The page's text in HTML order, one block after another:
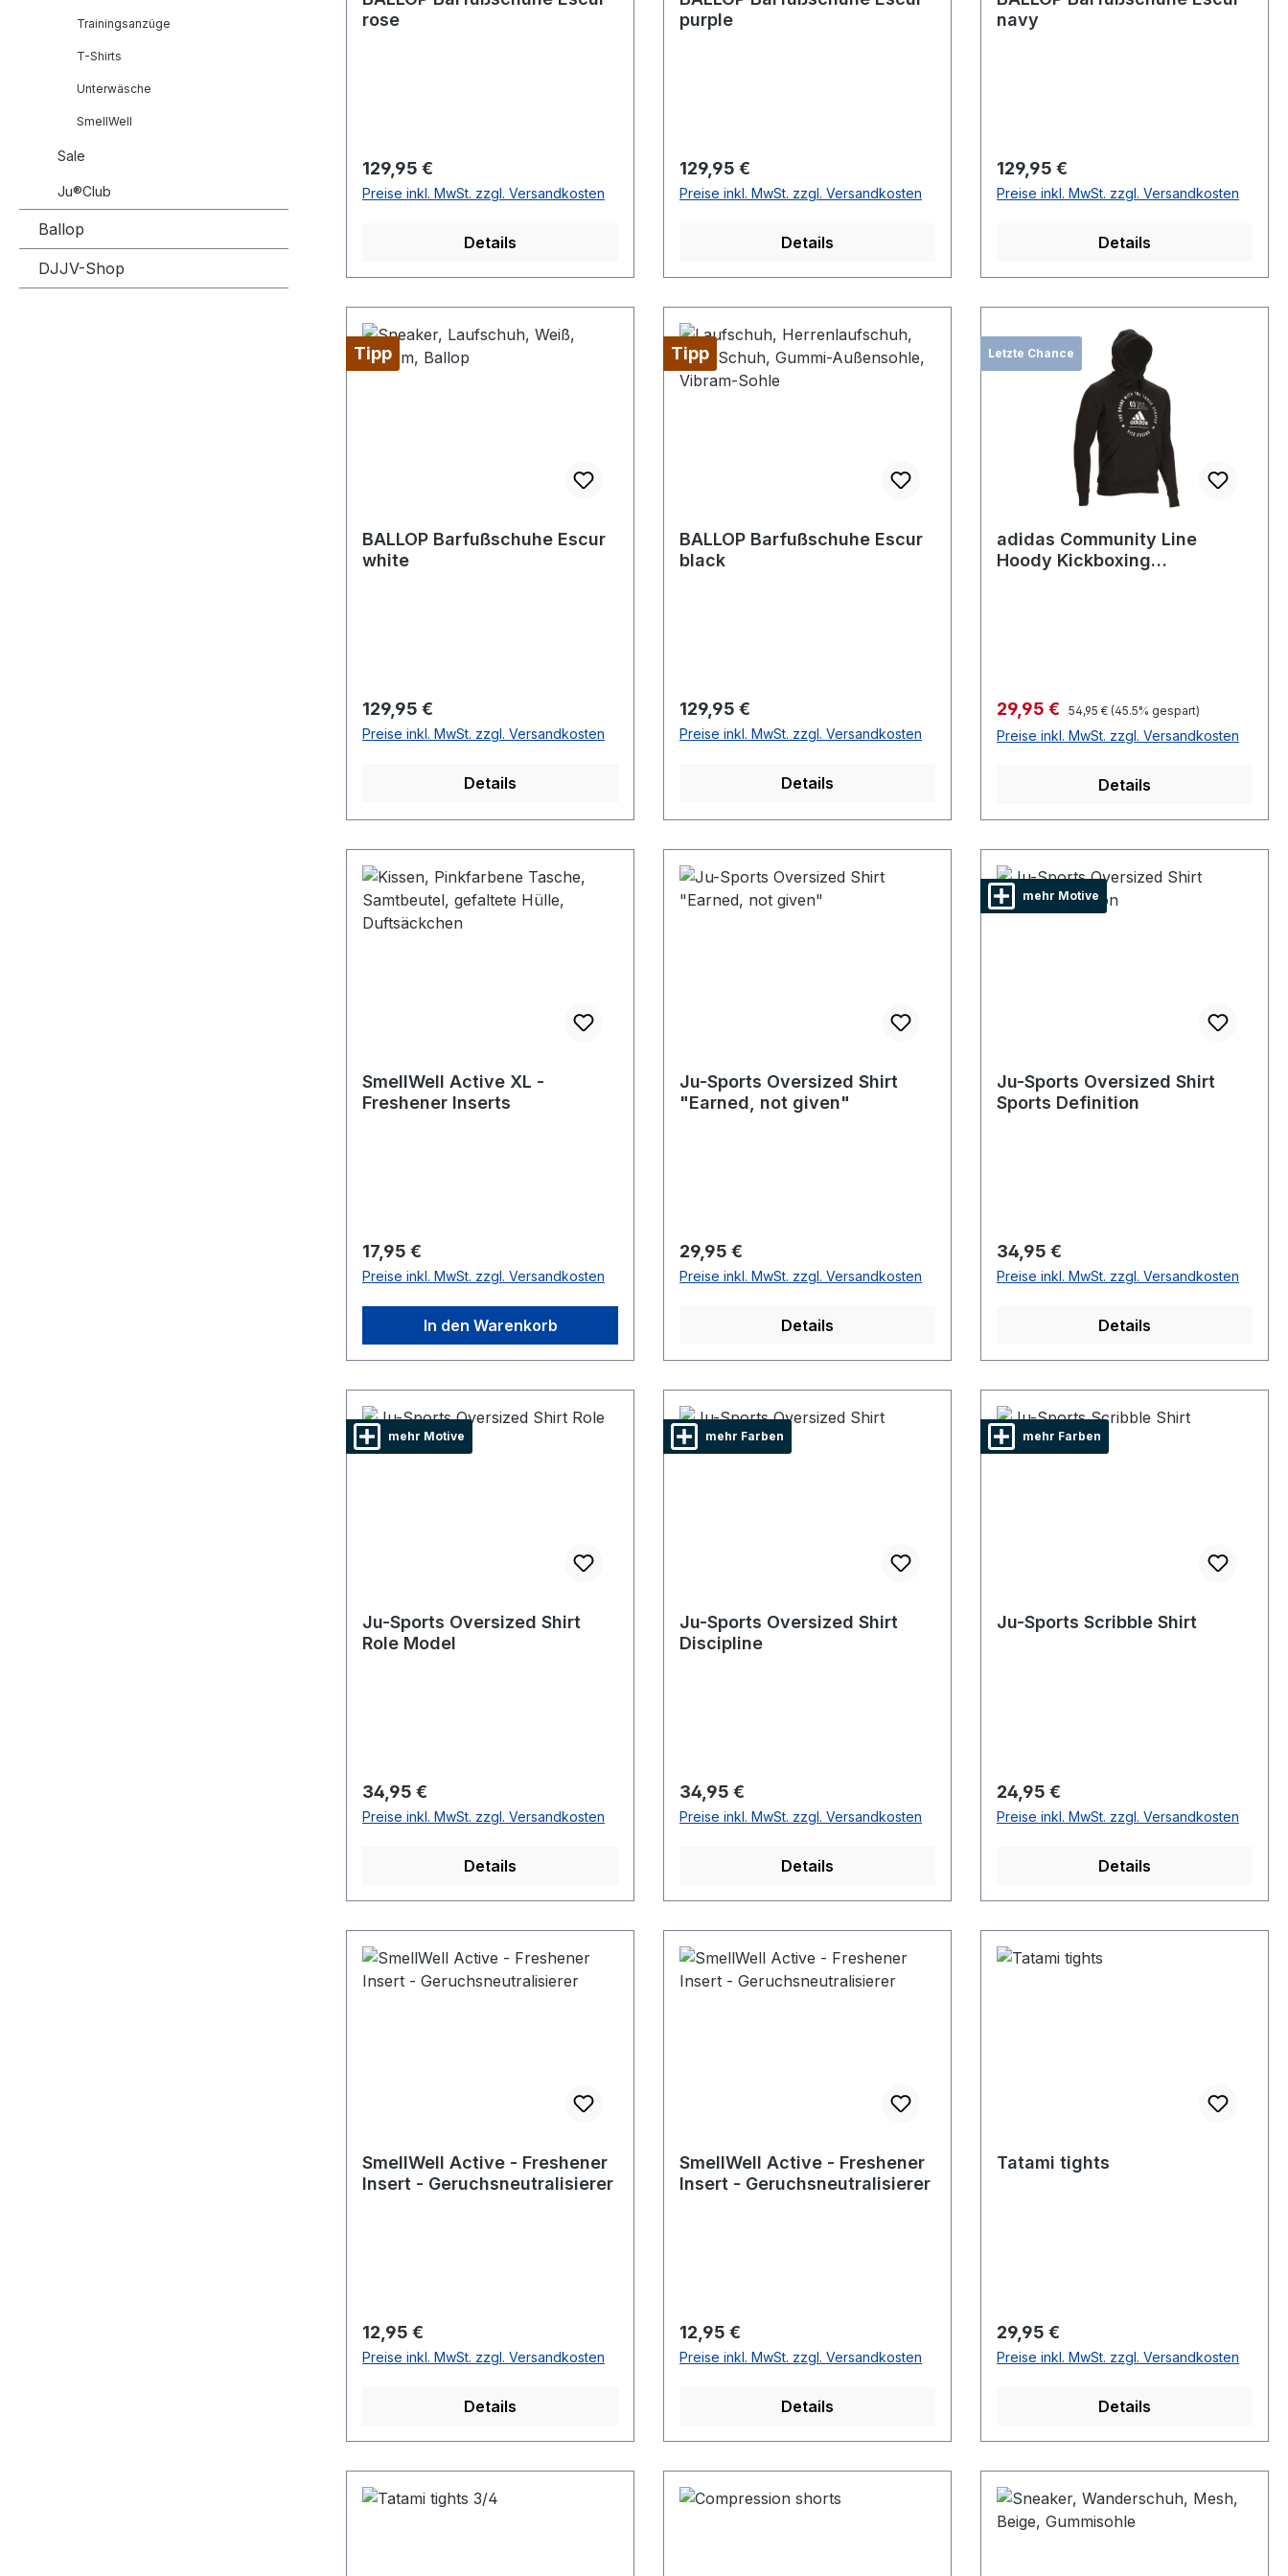
Trainingsanzüge
T-Shirts
Unterwäsche
SmellWell
Sale
Ju®Club
Ballop
DJJV-Shop
rose
Regulärer Preis:
129,95 €
Preise inkl. MwSt. zzgl. Versandkosten
Details
purple
Regulärer Preis:
129,95 €
Preise inkl. MwSt. zzgl. Versandkosten
Details
navy
Regulärer Preis:
129,95 €
Preise inkl. MwSt. zzgl. Versandkosten
Details
Tipp
BALLOP Barfußschuhe Escur
white
Regulärer Preis:
129,95 €
Preise inkl. MwSt. zzgl. Versandkosten
Details
Tipp
BALLOP Barfußschuhe Escur
black
Regulärer Preis:
129,95 €
Preise inkl. MwSt. zzgl. Versandkosten
Details
Letzte Chance
adidas Community Line
Hoody Kickboxing
Verkaufspreis:
29,95 € Regulärer Preis:
54,95 € (45.5% gespart)
Preise inkl. MwSt. zzgl. Versandkosten
Details
SmellWell Active XL -
Freshener Inserts
Regulärer Preis:
17,95 €
Preise inkl. MwSt. zzgl. Versandkosten
In den Warenkorb
Ju-Sports Oversized Shirt
"Earned, not given"
Regulärer Preis:
29,95 €
Preise inkl. MwSt. zzgl. Versandkosten
Details
mehr Motive
Ju-Sports Oversized Shirt
Sports Definition
Regulärer Preis:
34,95 €
Preise inkl. MwSt. zzgl. Versandkosten
Details
mehr Motive
Ju-Sports Oversized Shirt
Role Model
Regulärer Preis:
34,95 €
Preise inkl. MwSt. zzgl. Versandkosten
Details
mehr Farben
Ju-Sports Oversized Shirt
Discipline
Regulärer Preis:
34,95 €
Preise inkl. MwSt. zzgl. Versandkosten
Details
mehr Farben
Ju-Sports Scribble Shirt
Regulärer Preis:
24,95 €
Preise inkl. MwSt. zzgl. Versandkosten
Details
SmellWell Active - Freshener
Insert - Geruchsneutralisierer
Regulärer Preis:
12,95 €
Preise inkl. MwSt. zzgl. Versandkosten
Details
SmellWell Active - Freshener
Insert - Geruchsneutralisierer
Regulärer Preis:
12,95 €
Preise inkl. MwSt. zzgl. Versandkosten
Details
Tatami tights
Regulärer Preis:
29,95 €
Preise inkl. MwSt. zzgl. Versandkosten
Details